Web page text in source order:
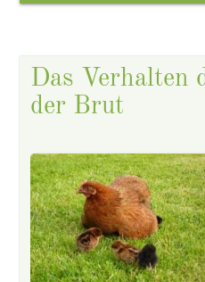
Das Verhalten
der Brut